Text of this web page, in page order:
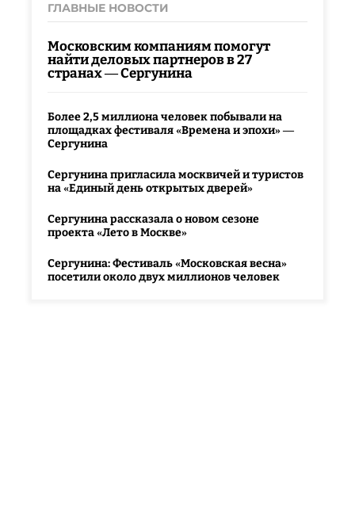
ГЛАВНЫЕ НОВОСТИ
Московским компаниям помогут
найти деловых партнеров в 27
странах — Сергунина
Более 2,5 миллиона человек побывали на
площадках фестиваля «Времена и эпохи» —
Сергунина
Сергунина пригласила москвичей и туристов
на «Единый день открытых дверей»
Сергунина рассказала о новом сезоне
проекта «Лето в Москве»
Сергунина: Фестиваль «Московская весна»
посетили около двух миллионов человек